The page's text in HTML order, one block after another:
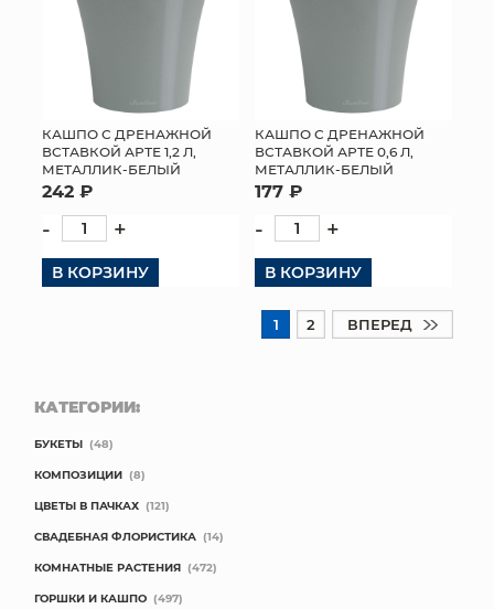
КАШПО С ДРЕНАЖНОЙ
ВСТАВКОЙ АРТЕ 1,2 Л,
МЕТАЛЛИК-БЕЛЫЙ
242 ₽
- +
В КОРЗИНУ
КАШПО С ДРЕНАЖНОЙ
ВСТАВКОЙ АРТЕ 0,6 Л,
МЕТАЛЛИК-БЕЛЫЙ
177 ₽
- +
В КОРЗИНУ
1 2 ВПЕРЕД
КАТЕГОРИИ:
БУКЕТЫ (48)
КОМПОЗИЦИИ (8)
ЦВЕТЫ В ПАЧКАХ (121)
СВАДЕБНАЯ ФЛОРИСТИКА (14)
КОМНАТНЫЕ РАСТЕНИЯ (472)
ГОРШКИ И КАШПО (497)